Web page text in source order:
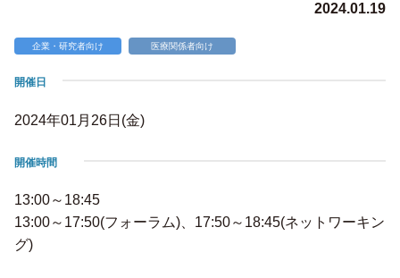
2024.01.19
企業・研究者向け 医療関係者向け
開催日
2024年01月26日(金)
開催時間
13:00～18:45
13:00～17:50(フォーラム)、17:50～18:45(ネットワーキン
グ)